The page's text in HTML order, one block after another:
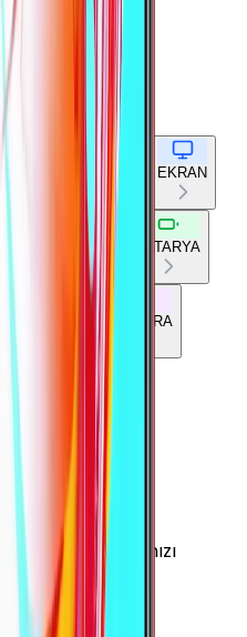
AĞ BAĞLANTILARI EKRAN
BAĞLANTILAR BATARYA
KAMERA
- 16 GB - Kırmızı